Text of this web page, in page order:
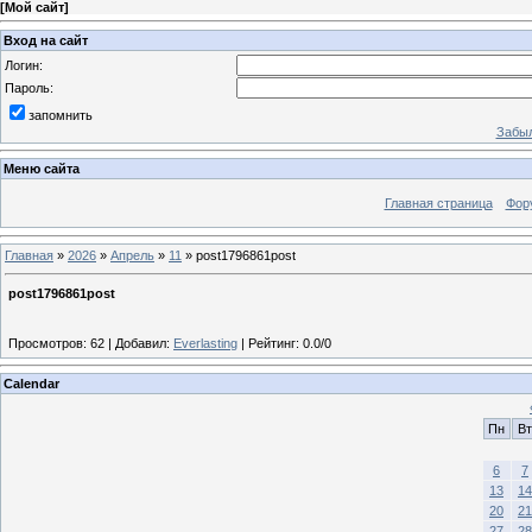
[Мой сайт]
Вход на сайт
Логин:
Пароль:
запомнить
Меню сайта
Главная страница
Главная » 2026 » Апрель » 11 » post1796861post
post1796861post
Просмотров: 62 | Добавил: Everlasting | Рейтинг: 0.0/0
Calendar
Пн
Вт
6
7
13
14
20
21